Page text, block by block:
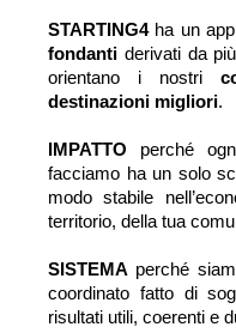
STARTING4 ha un
fondanti derivati da
orientano i nostri
destinazioni migliori.
IMPATTO perché
facciamo ha un solo
modo stabile
territorio, della tua
SISTEMA perché
coordinato fatto di
risultati utili, coerenti e